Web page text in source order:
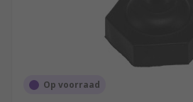
Op voorraad